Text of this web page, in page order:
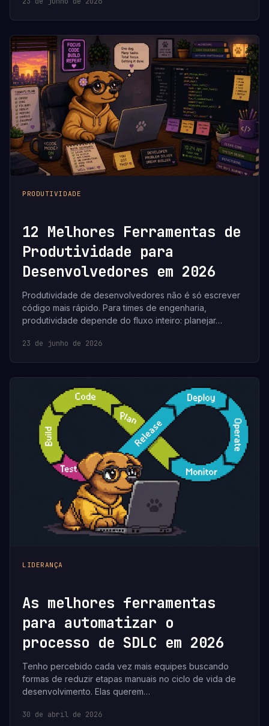
PRODUTIVIDADE
12 Melhores Ferramentas de
Produtividade para
Desenvolvedores em 2026
Produtividade de desenvolvedores não é só escrever
código mais rápido. Para times de engenharia,
produtividade depende do fluxo inteiro: planejar…
23 de junho de 2026
LIDERANÇA
As melhores ferramentas
para automatizar o
processo de SDLC em 2026
Tenho percebido cada vez mais equipes buscando
formas de reduzir etapas manuais no ciclo de vida de
desenvolvimento. Elas querem…
30 de abril de 2026